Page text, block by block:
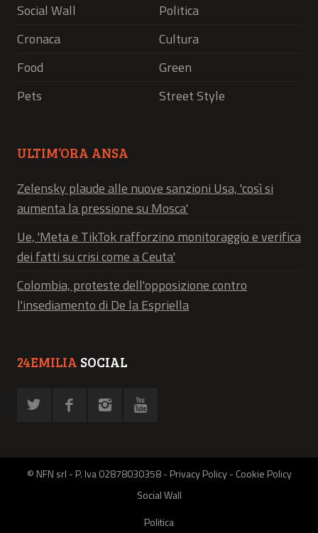
Social Wall
Politica
Cronaca
Cultura
Food
Green
Pets
Street Style
ULTIM’ORA ANSA
Zelensky plaude alle nuove sanzioni Usa, 'così si
aumenta la pressione su Mosca'
Ue, 'Meta e TikTok rafforzino monitoraggio e verifica
dei fatti su crisi come a Ceuta'
Colombia, proteste dell'opposizione contro
l'insediamento di De la Espriella
24EMILIA SOCIAL
© NFN srl - P. Iva 02878030358 -Privacy Policy-Cookie Policy
Social Wall
Politica